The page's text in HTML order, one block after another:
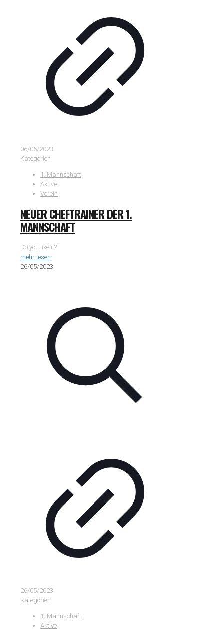
06/06/2023
Kategorien
1. Mannschaft
Aktive
Verein
NEUER CHEFTRAINER DER 1.
MANNSCHAFT
Do you like it?
mehr lesen
26/05/2023
26/05/2023
Kategorien
1. Mannschaft
Aktive